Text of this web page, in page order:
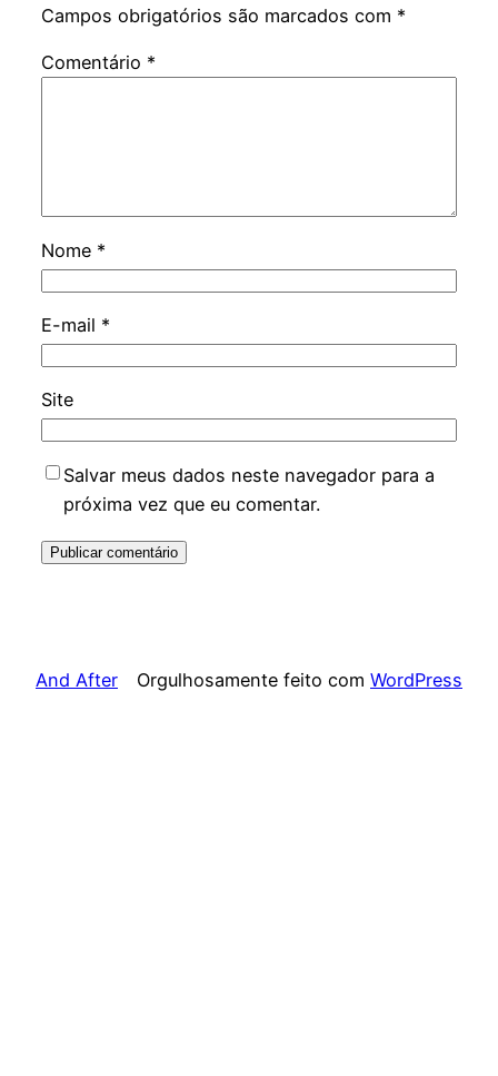
Campos obrigatórios são marcados com *
Comentário *
Nome *
E-mail *
Site
Salvar meus dados neste navegador para a
próxima vez que eu comentar.
And After Orgulhosamente feito com WordPress